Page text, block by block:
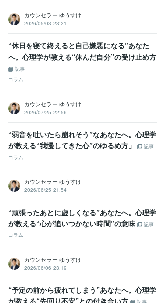
カウンセラー ゆうすけ
2026/05/03 23:21
“休日を寝て終えると自己嫌悪になる”あなた
へ。心理学が教える“休んだ自分”の受け止め方
記事
コラム
カウンセラー ゆうすけ
2026/07/25 22:56
“弱音を吐いたら崩れそう”なあなたへ。心理学
が教える“我慢してきた心”のゆるめ方」
記事
コラム
カウンセラー ゆうすけ
2026/06/25 21:54
“頑張ったあとに虚しくなる”あなたへ。心理学
が教える“心が追いつかない時間”の意味
記事
コラム
カウンセラー ゆうすけ
2026/06/06 23:19
“予定の前から疲れてしまう”あなたへ。心理学